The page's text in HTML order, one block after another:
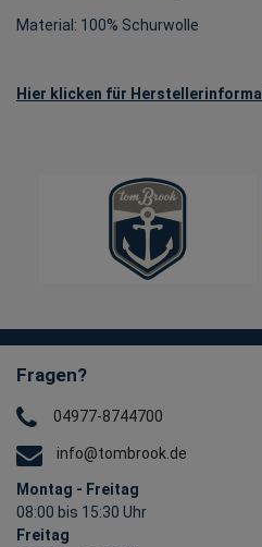
Material: 100% Schurwolle
Hier klicken für
Fragen?
04977-8744700
info@tombrook.de
Montag - Freitag
08:00 bis 15:30 Uhr
Freitag